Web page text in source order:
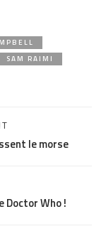
SAM RAIMI
le morse
Doctor Who !